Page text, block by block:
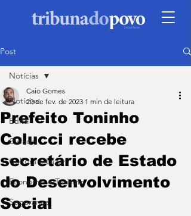
Post
Notícias
Edital
Cidade
Cultura e Lazer
Economia e Turismo
Segurança
Notícias
Prefeito Toninho
Colucci recebe
secretário de Estado
do Desenvolvimento
Social
Caio Gomes
20 de fev. de 2023 1 min de leitura